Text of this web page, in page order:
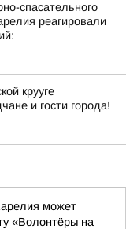
спасательного
реагировали
крууге
и гости города!
может
«Волонтёры на